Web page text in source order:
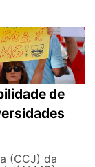
de
(CCJ) da